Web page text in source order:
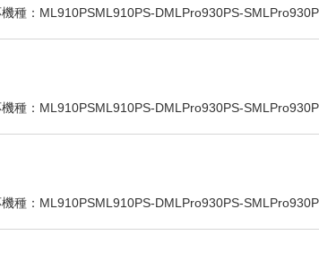
種：ML910PSML910PS-DMLPro930PS-
種：ML910PSML910PS-DMLPro930PS-
種：ML910PSML910PS-DMLPro930PS-